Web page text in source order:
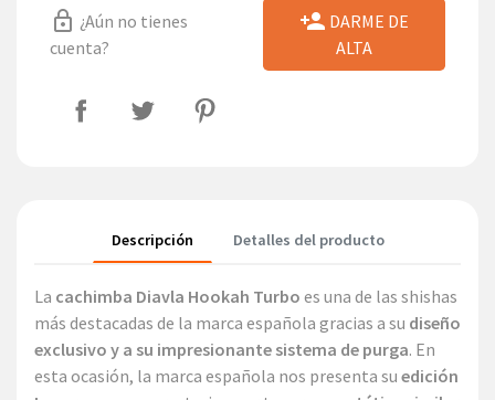
lock_outline ¿Aún no tienes
cuenta?
person_add DARME DE
ALTA
Descripción Detalles del producto
La cachimba Diavla Hookah Turbo es una de las shishas
más destacadas de la marca española gracias a su diseño
exclusivo y a su impresionante sistema de purga. En
esta ocasión, la marca española nos presenta su edición